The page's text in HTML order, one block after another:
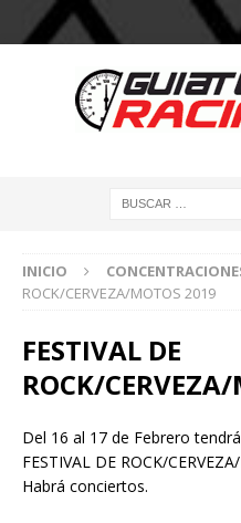
INICIO
ROCK/CERVEZA/MOTOS 2019
FESTIVAL DE
ROCK/
Del 16 al 17 de Febrero
FESTIVAL DE ROCK/
Habrá conciertos.